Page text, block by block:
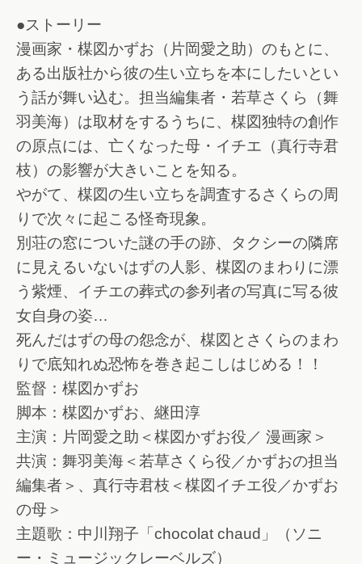
●ストーリー
漫画家・楳図かずお（片岡愛之助）のもとに、
ある出版社から彼の生い立ちを本にしたいとい
う話が舞い込む。担当編集者・若草さくら（舞
羽美海）は取材をするうちに、楳図独特の創作
の原点には、亡くなった母・イチエ（真行寺君
枝）の影響が大きいことを知る。
やがて、楳図の生い立ちを調査するさくらの周
りで次々に起こる怪奇現象。
別荘の窓についた謎の手の跡、タクシーの隣席
に見えるいないはずの人影、楳図のまわりに漂
う紫煙、イチエの葬式の参列者の写真に写る彼
女自身の姿…
死んだはずの母の怨念が、楳図とさくらのまわ
りで底知れぬ恐怖を巻き起こしはじめる！！
監督：楳図かずお
脚本：楳図かずお、継田淳
主演：片岡愛之助＜楳図かずお役／ 漫画家＞
共演：舞羽美海＜若草さくら役／かずおの担当
編集者＞、真行寺君枝＜楳図イチエ役／かずお
の母＞
主題歌：中川翔子「chocolat chaud」（ソニ
ー・ミュージックレーベルズ）